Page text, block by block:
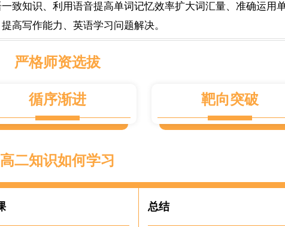
致知识、利用语音提高单词记忆效率扩大词汇量、准确运用
高写作能力、英语学习问题解决。
严格师资选拔
循序渐进 靶向突破
高二知识如何学习
总结